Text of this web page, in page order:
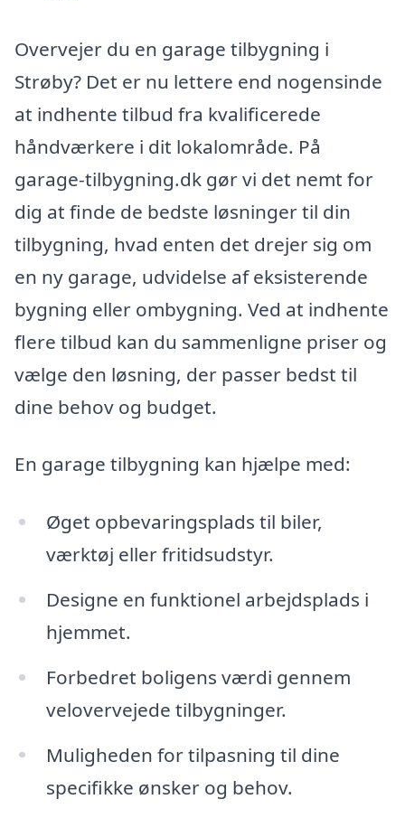
Overvejer du en garage tilbygning i
Strøby? Det er nu lettere end nogensinde
at indhente tilbud fra kvalificerede
håndværkere i dit lokalområde. På
garage-tilbygning.dk gør vi det nemt for
dig at finde de bedste løsninger til din
tilbygning, hvad enten det drejer sig om
en ny garage, udvidelse af eksisterende
bygning eller ombygning. Ved at indhente
flere tilbud kan du sammenligne priser og
vælge den løsning, der passer bedst til
dine behov og budget.
En garage tilbygning kan hjælpe med:
Øget opbevaringsplads til biler,
værktøj eller fritidsudstyr.
Designe en funktionel arbejdsplads i
hjemmet.
Forbedret boligens værdi gennem
velovervejede tilbygninger.
Muligheden for tilpasning til dine
specifikke ønsker og behov.